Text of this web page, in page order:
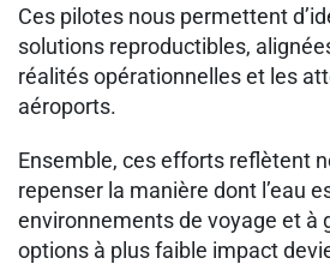
Ces pilotes nous permettent
solutions reproductibles,
réalités opérationnelles et les
aéroports.
Ensemble, ces efforts reflètent
repenser la manière dont l’eau
environnements de voyage et à
options à plus faible impact